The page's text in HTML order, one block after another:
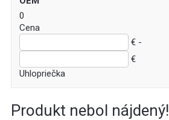
0
Cena
€ -
€
Uhlopriečka
Produkt nebol nájdený!